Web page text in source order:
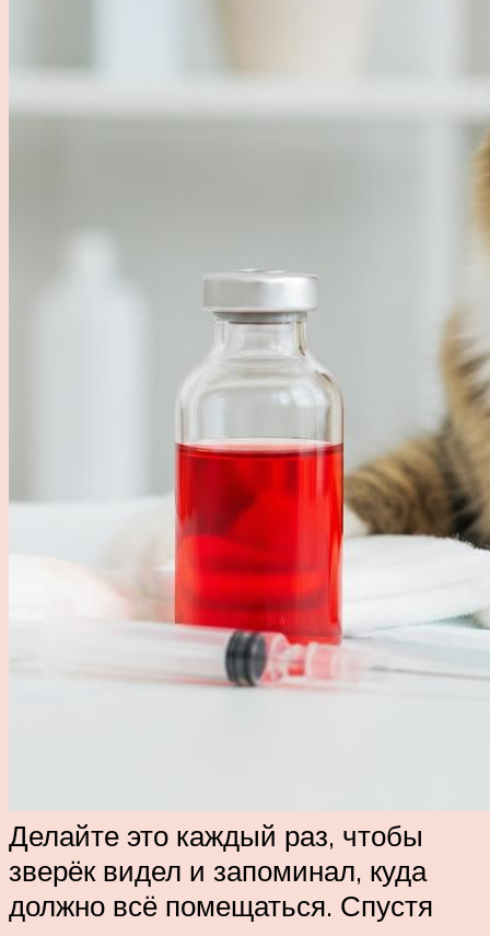
Делайте это каждый раз, чтобы
зверёк видел и запоминал, куда
должно всё помещаться. Спустя